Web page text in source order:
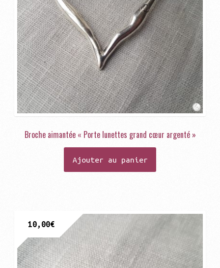
Broche aimantée « Porte lunettes grand cœur argenté »
Ajouter au panier
10,00€